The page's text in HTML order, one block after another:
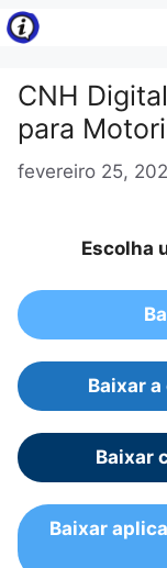
Pular
para
conteúdo
CNH
para
fevereiro 25,
Escolha
Baixar
Baixar
Baixar